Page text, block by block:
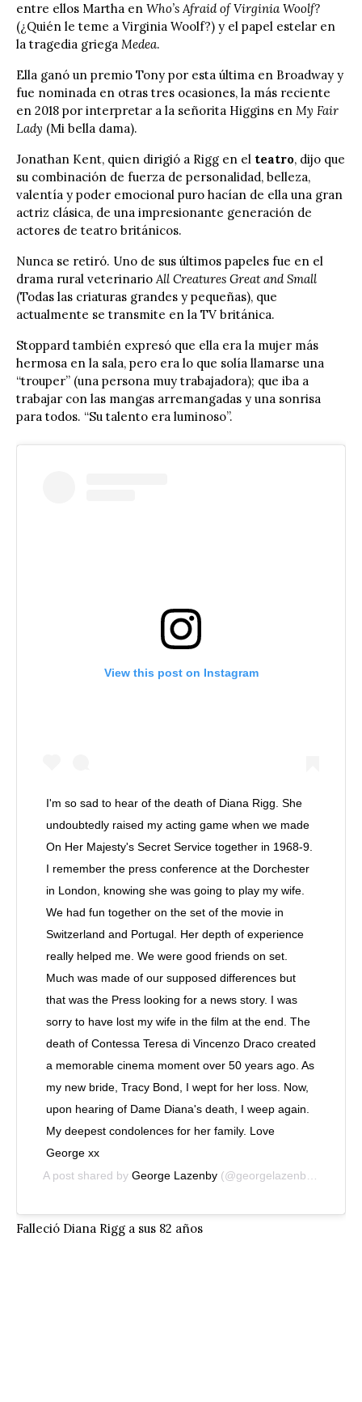
entre ellos Martha en Who’s Afraid of Virginia Woolf?
(¿Quién le teme a Virginia Woolf?) y el papel estelar en
la tragedia griega Medea.
Ella ganó un premio Tony por esta última en Broadway y
fue nominada en otras tres ocasiones, la más reciente
en 2018 por interpretar a la señorita Higgins en My Fair
Lady (Mi bella dama).
Jonathan Kent, quien dirigió a Rigg en el teatro, dijo que
su combinación de fuerza de personalidad, belleza,
valentía y poder emocional puro hacían de ella una gran
actriz clásica, de una impresionante generación de
actores de teatro británicos.
Nunca se retiró. Uno de sus últimos papeles fue en el
drama rural veterinarioAll Creatures Great and Small
(Todas las criaturas grandes y pequeñas), que
actualmente se transmite en la TV británica.
Stoppard también expresó que ella era la mujer más
hermosa en la sala, pero era lo que solía llamarse una
“trouper” (una persona muy trabajadora); que iba a
trabajar con las mangas arremangadas y una sonrisa
para todos. “Su talento era luminoso”.
View this post on Instagram
I'm so sad to hear of the death of Diana Rigg. She
undoubtedly raised my acting game when we made
On Her Majesty's Secret Service together in 1968-9.
I remember the press conference at the Dorchester
in London, knowing she was going to play my wife.
We had fun together on the set of the movie in
Switzerland and Portugal. Her depth of experience
really helped me. We were good friends on set.
Much was made of our supposed differences but
that was the Press looking for a news story. I was
sorry to have lost my wife in the film at the end. The
death of Contessa Teresa di Vincenzo Draco created
a memorable cinema moment over 50 years ago. As
my new bride, Tracy Bond, I wept for her loss. Now,
upon hearing of Dame Diana's death, I weep again.
My deepest condolences for her family. Love
George xx
A post shared by George Lazenby (@georgelazenbyofficial) on
Falleció Diana Rigg a sus 82 años